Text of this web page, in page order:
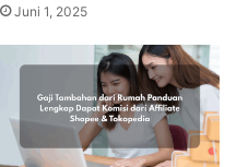
Juni 1, 2025